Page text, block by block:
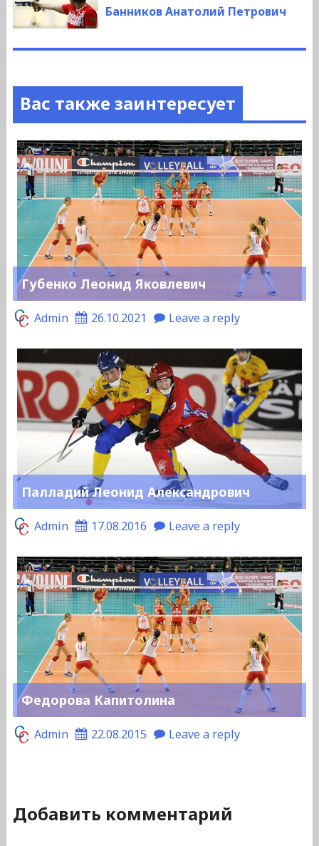
запись:
Банников Анатолий Петрович
Вас также заинтересует
Губенко Леонид Яковлевич
Admin 26.10.2021 Leave a reply
Палладий Леонид Александрович
Admin 17.08.2016 Leave a reply
Федорова Капитолина
Admin 22.08.2015 Leave a reply
Добавить комментарий